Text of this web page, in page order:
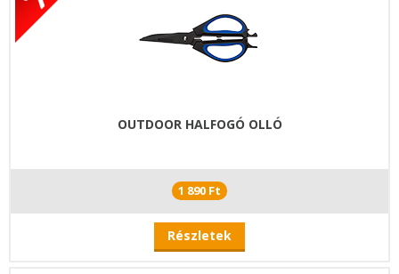
OUTDOOR HALFOGÓ OLLÓ
1 890 Ft
Részletek